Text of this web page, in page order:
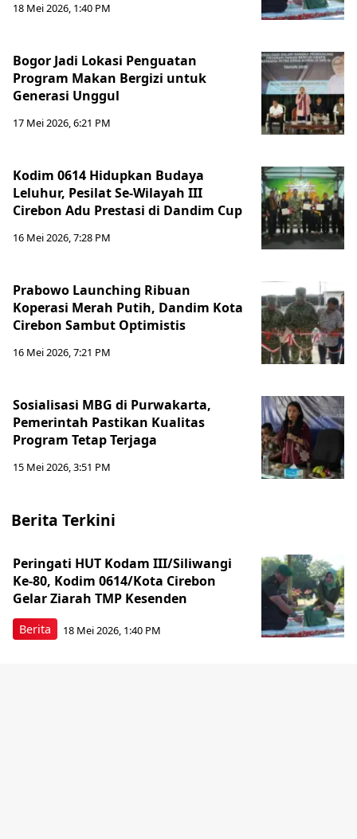
18 Mei 2026, 1:40 PM
Bogor Jadi Lokasi Penguatan
Program Makan Bergizi untuk
Generasi Unggul
17 Mei 2026, 6:21 PM
Kodim 0614 Hidupkan Budaya
Leluhur, Pesilat Se-Wilayah III
Cirebon Adu Prestasi di Dandim Cup
16 Mei 2026, 7:28 PM
Prabowo Launching Ribuan
Koperasi Merah Putih, Dandim Kota
Cirebon Sambut Optimistis
16 Mei 2026, 7:21 PM
Sosialisasi MBG di Purwakarta,
Pemerintah Pastikan Kualitas
Program Tetap Terjaga
15 Mei 2026, 3:51 PM
Berita Terkini
Berita
Peringati HUT Kodam III/Siliwangi
Ke-80, Kodim 0614/Kota Cirebon
Gelar Ziarah TMP Kesenden
18 Mei 2026, 1:40 PM